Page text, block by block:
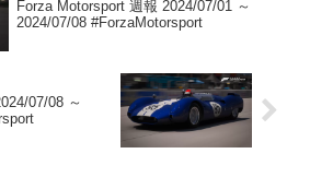
Forza Motorsport 週報 2024/07/01 ～
2024/07/08 #ForzaMotorsport
07/08 ～